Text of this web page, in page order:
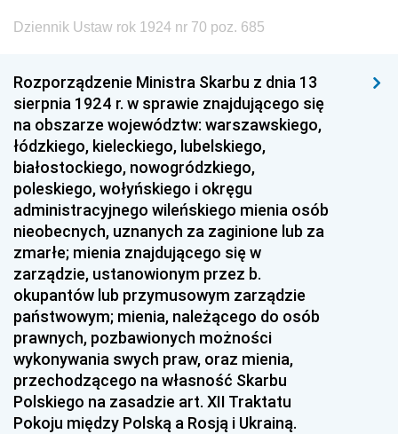
Dziennik Ustaw rok 1924 nr 70 poz. 685
Rozporządzenie Ministra Skarbu z dnia 13
sierpnia 1924 r. w sprawie znajdującego się
na obszarze województw: warszawskiego,
łódzkiego, kieleckiego, lubelskiego,
białostockiego, nowogródzkiego,
poleskiego, wołyńskiego i okręgu
administracyjnego wileńskiego mienia osób
nieobecnych, uznanych za zaginione lub za
zmarłe; mienia znajdującego się w
zarządzie, ustanowionym przez b.
okupantów lub przymusowym zarządzie
państwowym; mienia, należącego do osób
prawnych, pozbawionych możności
wykonywania swych praw, oraz mienia,
przechodzącego na własność Skarbu
Polskiego na zasadzie art. XII Traktatu
Pokoju między Polską a Rosją i Ukrainą.